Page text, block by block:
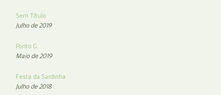
Sem Título
Julho de 2019
Ponto G
Maio de 2019
Festa da Sardinha
Julho de 2018